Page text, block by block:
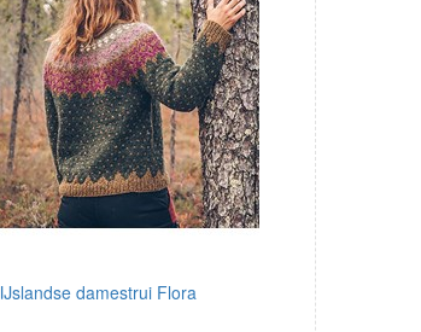
IJslandse damestrui Flora